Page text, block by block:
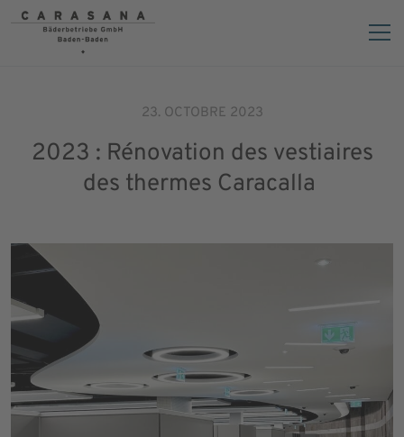
23. OCTOBRE 2023
2023 : Rénovation des vestiaires
des thermes Caracalla